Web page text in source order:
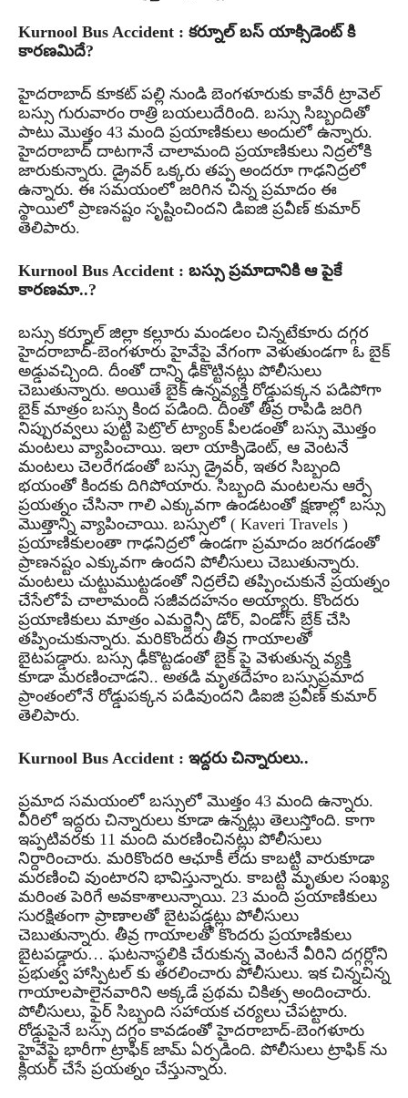
Kurnool Bus Accident : కర్నూల్ బస్ యాక్సిడెంట్ కి
కారణమిదే?
హైదరాబాద్ కూకట్ పల్లి నుండి బెంగళూరుకు కావేరీ ట్రావెల్
బస్సు గురువారం రాత్రి బయలుదేరింది. బస్సు సిబ్బందితో
పాటు మొత్తం 43 మంది ప్రయాణికులు అందులో ఉన్నారు.
హైదరాబాద్ దాటగానే చాలామంది ప్రయాణికులు నిద్రలోకి
జారుకున్నారు. డ్రైవర్ ఒక్కరు తప్ప అందరూ గాఢనిద్రలో
ఉన్నారు. ఈ సమయంలో జరిగిన చిన్న ప్రమాదం ఈ
స్థాయిలో ప్రాణనష్టం సృష్టించిందని డిఐజి ప్రవీణ్ కుమార్
తెలిపారు.
Kurnool Bus Accident : బస్సు ప్రమాదానికి ఆ పైకే
కారణమా..?
బస్సు కర్నూల్ జిల్లా కల్లూరు మండలం చిన్నటేకూరు దగ్గర
హైదరాబాద్-బెంగళూరు హైవేపై వేగంగా వెళుతుండగా ఓ బైక్
అడ్డువచ్చింది. దీంతో దాన్ని ఢీకొట్టినట్లు పోలీసులు
చెబుతున్నారు. అయితే బైక్ ఉన్నవ్యక్తి రోడ్డుపక్కన పడిపోగా
బైక్ మాత్రం బస్సు కింద పడింది. దీంతో తీవ్ర రాపిడి జరిగి
నిప్పురవ్వలు పుట్టి పెట్రొల్ ట్యాంక్ పీలడంతో బస్సు మొత్తం
మంటలు వ్యాపించాయి. ఇలా యాక్సిడెంట్, ఆ వెంటనే
మంటలు చెలరేగడంతో బస్సు డ్రైవర్, ఇతర సిబ్బంది
భయంతో కిందకు దిగిపోయారు. సిబ్బంది మంటలను ఆర్పే
ప్రయత్నం చేసినా గాలి ఎక్కువగా ఉండటంతో క్షణాల్లో బస్సు
మొత్తాన్ని వ్యాపించాయి. బస్సులో ( Kaveri Travels )
ప్రయాణికులంతా గాఢనిద్రలో ఉండగా ప్రమాదం జరగడంతో
ప్రాణనష్టం ఎక్కువగా ఉందని పోలీసులు చెబుతున్నారు.
మంటలు చుట్టుముట్టడంతో నిద్రలేచి తప్పించుకునే ప్రయత్నం
చేసేలోపే చాలామంది సజీవదహనం అయ్యారు. కొందరు
ప్రయాణికులు మాత్రం ఎమర్జెన్సీ డోర్, విండోస్ బ్రేక్ చేసి
తప్పించుకున్నారు. మరికొందరు తీవ్ర గాయాలతో
బైటపడ్డారు. బస్సు ఢీకొట్టడంతో బైక్ పై వెళుతున్న వ్యక్తి
కూడా మరణించాడని.. అతడి మృతదేహం బస్సుప్రమాద
ప్రాంతంలోనే రోడ్డుపక్కన పడివుందని డిఐజి ప్రవీణ్ కుమార్
తెలిపారు.
Kurnool Bus Accident : ఇద్దరు చిన్నారులు..
ప్రమాద సమయంలో బస్సులో మొత్తం 43 మంది ఉన్నారు.
వీరిలో ఇద్దరు చిన్నారులు కూడా ఉన్నట్లు తెలుస్తోంది. కాగా
ఇప్పటివరకు 11 మంది మరణించినట్లు పోలీసులు
నిర్దారించారు. మరికొందరి ఆఛూకీ లేదు కాబట్టి వారుకూడా
మరణించి వుంటారని భావిస్తున్నారు. కాబట్టి మృతుల సంఖ్య
మరింత పెరిగే అవకాశాలున్నాయి. 23 మంది ప్రయాణికులు
సురక్షితంగా ప్రాణాలతో బైటపడ్డట్లు పోలీసులు
చెబుతున్నారు. తీవ్ర గాయాలతో కొందరు ప్రయాణికులు
బైటపడ్డారు… ఘటనాస్థలికి చేరుకున్న వెంటనే వీరిని దగ్గర్లోని
ప్రభుత్వ హాస్పిటల్ కు తరలించారు పోలీసులు. ఇక చిన్నచిన్న
గాయాలపాలైనవారిని అక్కడే ప్రథమ చికిత్స అందించారు.
పోలీసులు, ఫైర్ సిబ్బంది సహాయక చర్యలు చేపట్టారు.
రోడ్డుపైనే బస్సు దగ్దం కావడంతో హైదరాబాద్-బెంగళూరు
హైవేపై భారీగా ట్రాఫిక్ జామ్ ఏర్పడింది. పోలీసులు ట్రాఫిక్ ను
క్లియర్ చేసే ప్రయత్నం చేస్తున్నారు.